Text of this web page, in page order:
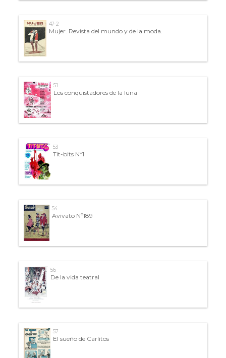
47-2
Mujer. Revista del mundo y de la moda.
51
Los conquistadores de la luna
53
Tit-bits Nº1
54
Avivato Nº189
56
De la vida teatral
57
El sueño de Carlitos